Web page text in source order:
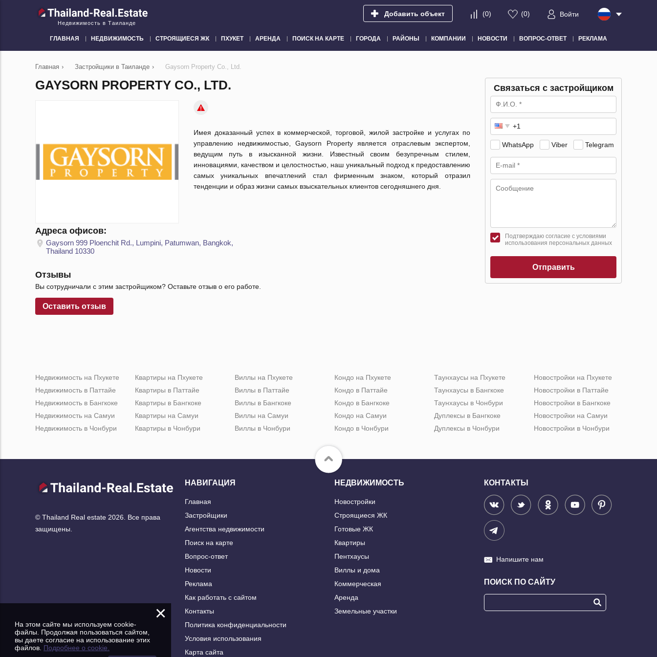
Недвижимость в Таиланде
Добавить объект (0) (0) Войти
ГЛАВНАЯ НЕДВИЖИМОСТЬ СТРОЯЩИЕСЯ ЖК ПХУКЕТ АРЕНДА ПОИСК НА КАРТЕ ГОРОДА РАЙОНЫ КОМПАНИИ НОВОСТИ ВОПРОС-ОТВЕТ РЕКЛАМА
Главная › Застройщики в Таиланде › Gaysorn Property Co., Ltd.
GAYSORN PROPERTY CO., LTD.
Имея доказанный успех в коммерческой, торговой, жилой застройке и услугах по
управлению недвижимостью, Gaysorn Property является отраслевым экспертом,
ведущим путь в изысканной жизни. Известный своим безупречным стилем,
инновациями, качеством и целостностью, наш уникальный подход к предоставлению
самых уникальных впечатлений стал фирменным знаком, который отразил
тенденции и образ жизни самых взыскательных клиентов сегодняшнего дня.
Адреса офисов:
Gaysorn 999 Ploenchit Rd., Lumpini, Patumwan, Bangkok,
Thailand 10330
Отзывы
Вы сотрудничали с этим застройщиком? Оставьте отзыв о его работе.
Оставить отзыв
Связаться с застройщиком
WhatsApp Viber Telegram
Подтверждаю согласие с условиями
использования персональных данных
Отправить
Недвижимость на Пхукете
Недвижимость в Паттайе
Недвижимость в Бангкоке
Недвижимость на Самуи
Недвижимость в Чонбури
Квартиры на Пхукете
Квартиры в Паттайе
Квартиры в Бангкоке
Квартиры на Самуи
Квартиры в Чонбури
Виллы на Пхукете
Виллы в Паттайе
Виллы в Бангкоке
Виллы на Самуи
Виллы в Чонбури
Кондо на Пхукете
Кондо в Паттайе
Кондо в Бангкоке
Кондо на Самуи
Кондо в Чонбури
Таунхаусы на Пхукете
Таунхаусы в Бангкоке
Таунхаусы в Чонбури
Дуплексы в Бангкоке
Дуплексы в Чонбури
Новостройки на Пхукете
Новостройки в Паттайе
Новостройки в Бангкоке
Новостройки на Самуи
Новостройки в Чонбури
© Thailand Real estate 2026. Все права
защищены.
НАВИГАЦИЯ
Главная
Застройщики
Агентства недвижимости
Поиск на карте
Вопрос-ответ
Новости
Реклама
Как работать с сайтом
Контакты
Политика конфиденциальности
Условия использования
Карта сайта
НЕДВИЖИМОСТЬ
Новостройки
Строящиеся ЖК
Готовые ЖК
Квартиры
Пентхаусы
Виллы и дома
Коммерческая
Аренда
Земельные участки
КОНТАКТЫ
Напишите нам
ПОИСК ПО САЙТУ
×
На этом сайте мы используем cookie-
файлы. Продолжая пользоваться сайтом,
вы даете согласие на использование этих
файлов. Подробнее о cookie.